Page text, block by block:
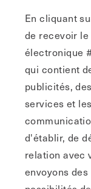
En cliquant
de recevoir
électronique
qui contient
publicités,
services et
d'établir, de
relation avec
envoyons